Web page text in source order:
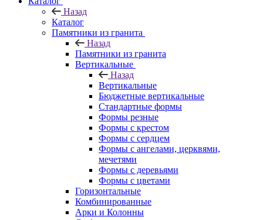
Назад
Каталог
Памятники из гранита
Назад
Памятники из гранита
Вертикальные
Назад
Вертикальные
Бюджетные вертикальные
Стандартные формы
Формы резные
Формы с крестом
Формы с сердцем
Формы с ангелами, церквями,
мечетями
Формы с деревьями
Формы с цветами
Горизонтальные
Комбинированные
Арки и Колонны